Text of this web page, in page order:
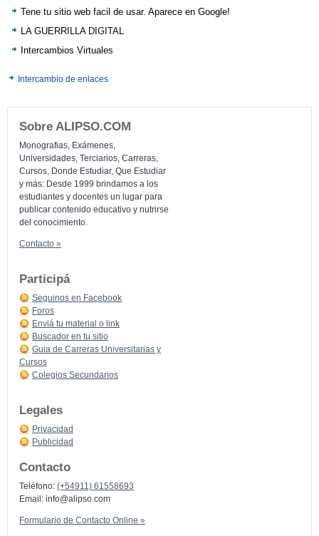
Tene tu sitio web facil de usar. Aparece en Google!
LA GUERRILLA DIGITAL
Intercambios Virtuales
Intercambio de enlaces
Sobre ALIPSO.COM
Monografias, Exámenes,
Universidades, Terciarios, Carreras,
Cursos, Donde Estudiar, Que Estudiar
y más: Desde 1999 brindamos a los
estudiantes y docentes un lugar para
publicar contenido educativo y nutrirse
del conocimiento.
Contacto »
Participá
Seguinos en Facebook
Foros
Enviá tu material o link
Buscador en tu sitio
Guia de Carreras Universitarias y
Cursos
Colegios Secundarios
Legales
Privacidad
Publicidad
Contacto
Teléfono: (+54911) 61558693
Email: info@alipso.com
Formulario de Contacto Online »